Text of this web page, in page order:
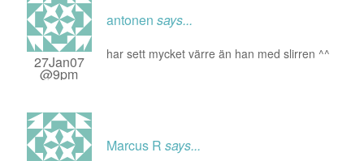
27Jan07
@9pm
antonen says...
har sett mycket värre än han med slirren ^^
Marcus R says...